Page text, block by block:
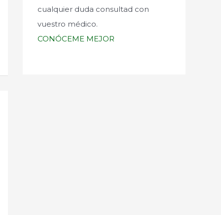
cualquier duda consultad con
vuestro médico.
CONÓCEME MEJOR